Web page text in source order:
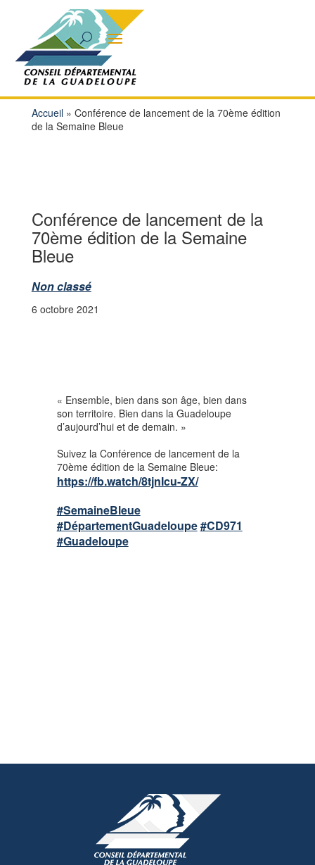
Accueil» Conférence de lancement de la 70ème édition
de la Semaine Bleue
Conférence de lancement de la
70ème édition de la Semaine
Bleue
Non classé
6 octobre 2021
« Ensemble, bien dans son âge, bien dans
son territoire. Bien dans la Guadeloupe
d’aujourd’hui et de demain. »
Suivez la Conférence de lancement de la
70ème édition de la Semaine Bleue:
https://fb.watch/8tjnIcu-ZX/
#SemaineBleue
#DépartementGuadeloupe#CD971
#Guadeloupe